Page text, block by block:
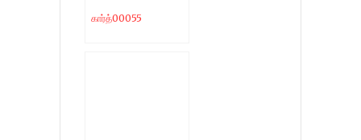
கார்த்00055